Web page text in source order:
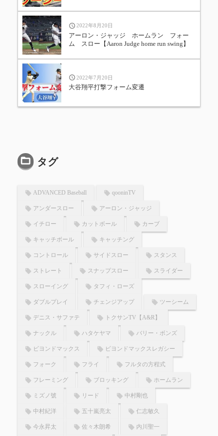
2022年8月20日
アーロン・ジャッジ ホームラン フォー
ム スロー【Aaron Judge home run swing】
2022年7月20日
大谷翔平打撃フォーム変遷
タグ
ADVANCED Baseball qooninTV
アンダースロー アーロン・ジャッジ
イチロー カットボール カーブ
キャッチボール キャッチング
コントロール サイドスロー スタンス
ストレート スナップスロー スライダー
スローイング タフィ・ローズ
ダブルプレイ チェンジアップ ツーシーム
デニス・サファテ トクサンTV【A&R】
ナックル ハタケヤマ バリー・ボンズ
ビヨンドマックス ビヨンドマックスレガシー
フォーク フライ フルタの方程式
フレーミング ブロッキング ホームラン
ミズノ號 リード 中村剛也
中村紀洋 五十嵐亮太 仁志敏久
今永昇太 佐々木朗希 内川聖一